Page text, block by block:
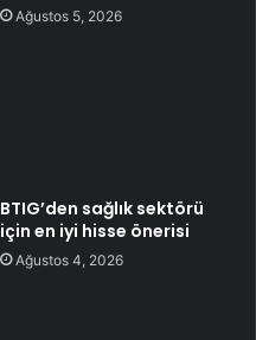
Ağustos 5, 2026
BTIG’den sağlık sektörü
için en iyi hisse önerisi
Ağustos 4, 2026